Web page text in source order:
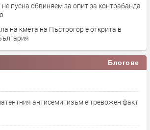
пусна обвиняем за опит за контрабанда
на кмета на Пъстрогор е открита в
Блогове
антисемитизъм е тревожен факт